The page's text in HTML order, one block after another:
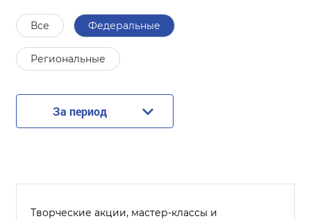
Все Федеральные
Региональные
За период
Творческие акции, мастер-классы и